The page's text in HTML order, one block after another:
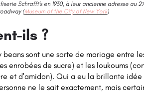
Schrafft’s en 1930, à leur ancienne adresse au
(Museum of the City of New York)
ils ?
beans sont une sorte de mariage entre
enrobées de sucre) et les loukoums
et d'amidon). Qui a eu la brillante idée
ne le sait exactement, mais